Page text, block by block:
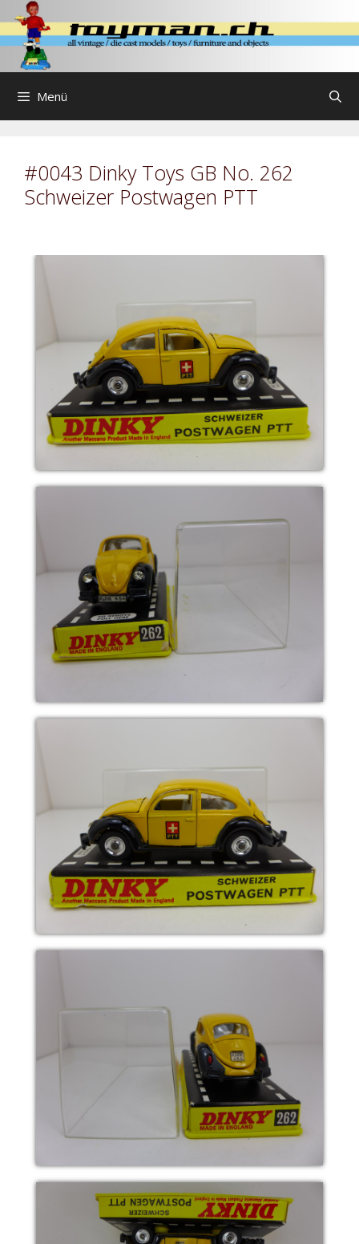
Zum
Inhalt
springen
Menü
#0043 Dinky Toys GB No. 262
Schweizer Postwagen PTT